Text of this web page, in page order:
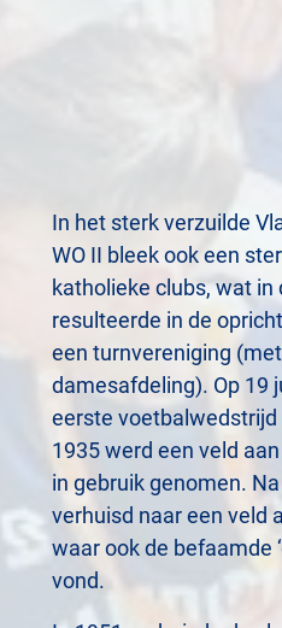
In het sterk verzuilde
WO II bleek ook een
katholieke clubs, wat in
resulteerde in de
een turnvereniging
damesafdeling). Op 19
eerste voetbalwedstrijd
1935 werd een veld
in gebruik genomen.
verhuisd naar een veld
waar ook de befaamde
vond.